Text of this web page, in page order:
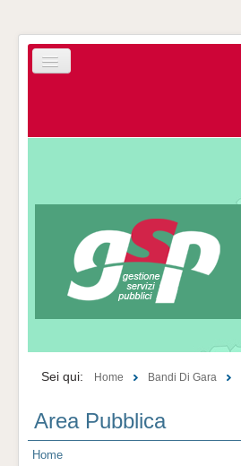
Contatti
Sei qui: Home Bandi Di Gara
Area Pubblica
Home